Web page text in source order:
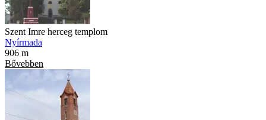
Szent Imre herceg templom
Nyírmada
906 m
Bővebben